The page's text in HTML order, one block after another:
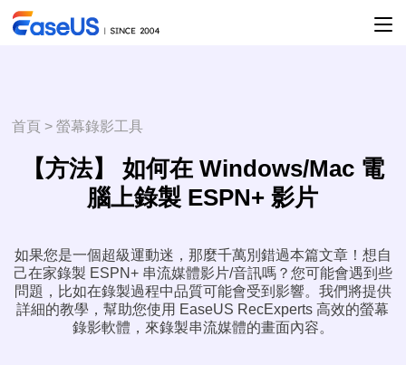
首頁 >螢幕錄影工具
【方法】 如何在 Windows/Mac 電
腦上錄製 ESPN+ 影片
如果您是一個超級運動迷，那麼千萬別錯過本篇文章！想自
己在家錄製 ESPN+ 串流媒體影片/音訊嗎？您可能會遇到些
問題，比如在錄製過程中品質可能會受到影響。我們將提供
詳細的教學，幫助您使用 EaseUS RecExperts 高效的螢幕
錄影軟體，來錄製串流媒體的畫面內容。